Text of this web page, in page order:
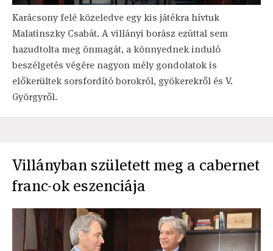
Karácsony felé közeledve egy kis játékra hívtuk
Malatinszky Csabát. A villányi borász ezúttal sem
hazudtolta meg önmagát, a könnyednek induló
beszélgetés végére nagyon mély gondolatok is
előkerültek sorsfordító borokról, gyökerekről és V.
Györgyről.
Villányban született meg a cabernet
franc-ok eszenciája